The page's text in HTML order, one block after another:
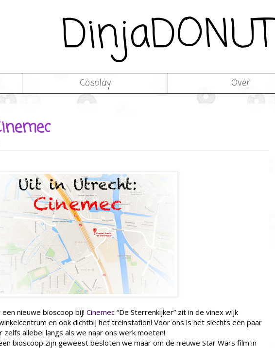
DinjaDONUT
Cosplay Over
nieuwe bioscoop bij! Cinemec “De Sterrenkijker” zit in de vinex wijk
en ook dichtbij het treinstation! Voor ons is het slechts een paar
allebei langs als we naar ons werk moeten!
bioscoop zijn geweest besloten we maar om de nieuwe Star Wars film in